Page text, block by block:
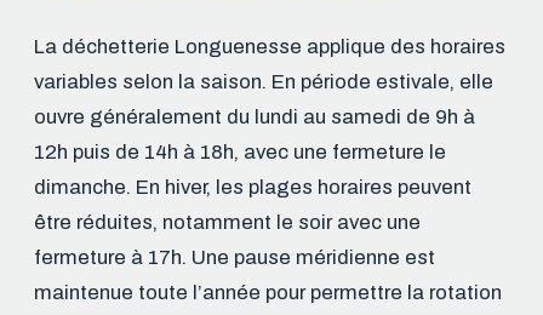
La déchetterie Longuenesse applique des horaires
variables selon la saison. En période estivale, elle
ouvre généralement du lundi au samedi de 9h à
12h puis de 14h à 18h, avec une fermeture le
dimanche. En hiver, les plages horaires peuvent
être réduites, notamment le soir avec une
fermeture à 17h. Une pause méridienne est
maintenue toute l’année pour permettre la rotation